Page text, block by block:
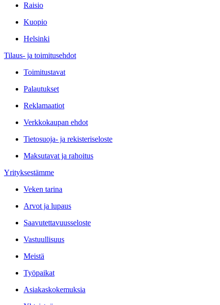
Raisio
Kuopio
Helsinki
Tilaus- ja toimitusehdot
Toimitustavat
Palautukset
Reklamaatiot
Verkkokaupan ehdot
Tietosuoja- ja rekisteriseloste
Maksutavat ja rahoitus
Yrityksestämme
Veken tarina
Arvot ja lupaus
Saavutettavuusseloste
Vastuullisuus
Meistä
Työpaikat
Asiakaskokemuksia